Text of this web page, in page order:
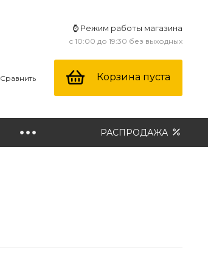
⌚ Режим работы магазина
с 10:00 до 19:30 без выходных
Сравнить Корзина пуста
РАСПРОДАЖА